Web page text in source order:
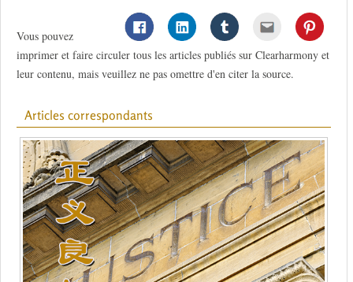
Vous pouvez
imprimer et faire circuler tous les articles publiés sur Clearharmony et
leur contenu, mais veuillez ne pas omettre d'en citer la source.
Articles correspondants